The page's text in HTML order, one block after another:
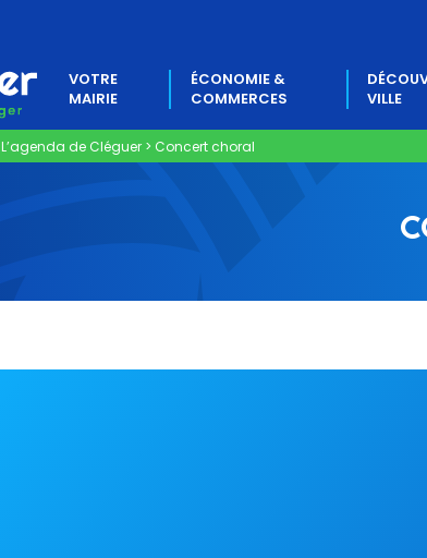
VOTRE
MAIRIE
ÉCONOMIE &
COMMERCES
VILLE
L’agenda de Cléguer > Concert choral